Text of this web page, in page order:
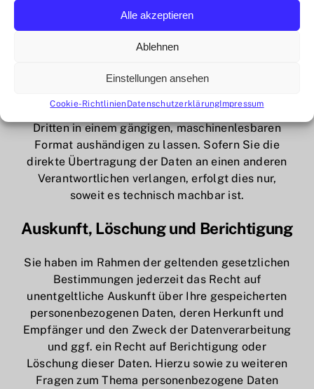
Alle akzeptieren
Ablehnen
Einstellungen ansehen
Cookie-RichtlinienDatenschutzerklärungImpressum
Rechtsbehelfe.
Recht auf Daten­übertrag­barkeit
Sie haben das Recht, Daten, die wir auf Grundlage
automatisiert verarbeiten, an sich oder an einen
Dritten in einem gängigen, maschinenlesbaren
Format aushändigen zu lassen. Sofern Sie die
direkte Übertragung der Daten an einen anderen
Verantwortlichen verlangen, erfolgt dies nur,
soweit es technisch machbar ist.
Auskunft, Löschung und Berichtigung
Sie haben im Rahmen der geltenden gesetzlichen
Bestimmungen jederzeit das Recht auf
unentgeltliche Auskunft über Ihre gespeicherten
personenbezogenen Daten, deren Herkunft und
Empfänger und den Zweck der Datenverarbeitung
und ggf. ein Recht auf Berichtigung oder
Löschung dieser Daten. Hierzu sowie zu weiteren
Fragen zum Thema personenbezogene Daten